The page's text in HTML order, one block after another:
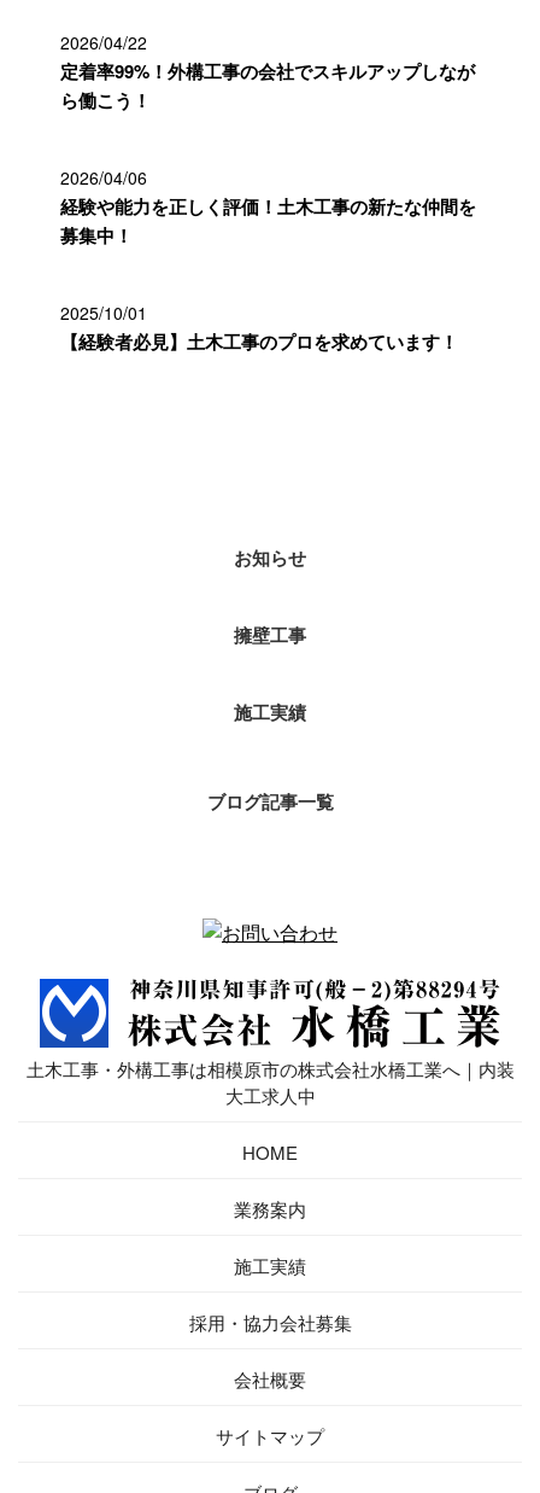
2026/04/22
定着率99%！外構工事の会社でスキルアップしなが
ら働こう！
2026/04/06
経験や能力を正しく評価！土木工事の新たな仲間を
募集中！
2025/10/01
【経験者必見】土木工事のプロを求めています！
お知らせ
擁壁工事
施工実績
ブログ記事一覧
土木工事・外構工事は相模原市の株式会社水橋工業へ｜内装
大工求人中
HOME
業務案内
施工実績
採用・協力会社募集
会社概要
サイトマップ